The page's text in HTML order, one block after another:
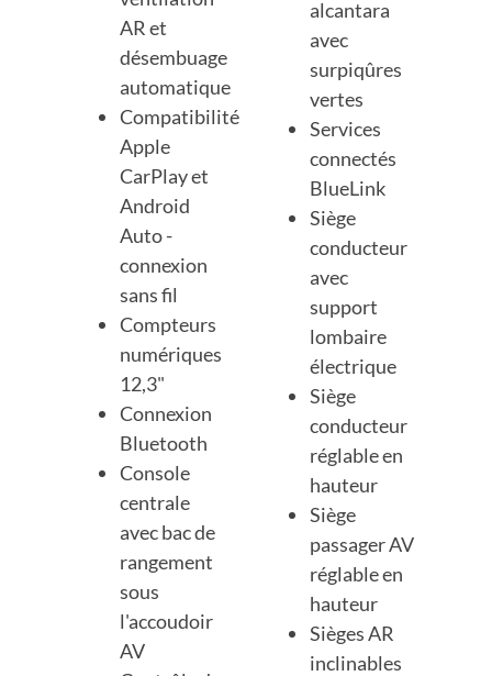
AR et
désembuage
automatique
Compatibilité
Apple
CarPlay et
Android
Auto -
connexion
sans fil
Compteurs
numériques
12,3"
Connexion
Bluetooth
Console
centrale
avec bac de
rangement
sous
l'accoudoir
AV
alcantara
avec
surpiqûres
vertes
Services
connectés
BlueLink
Siège
conducteur
avec
support
lombaire
électrique
Siège
conducteur
réglable en
hauteur
Siège
passager AV
réglable en
hauteur
Sièges AR
inclinables